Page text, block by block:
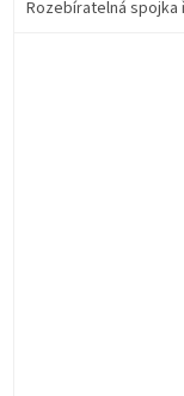
Rozebíratelná spojka